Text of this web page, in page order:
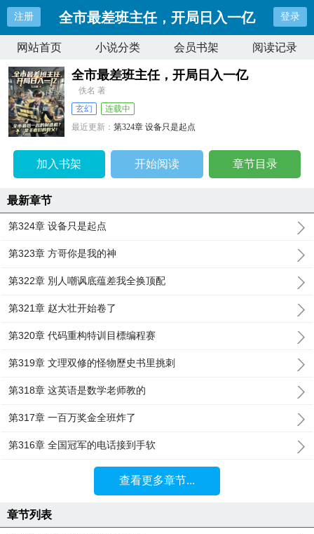
注册 全市最差班主任，开局日入一亿 登录
网站首页 小说分类 会员书架 阅读记录
全市最差班主任，开局日入一亿
佚名 著
玄幻
连载中
最近更新：第324章 设备只是起点
加入书架 开始阅读 章节目录
最新章节
第324章 设备只是起点
第323章 方哥你是我的神
第322章 別人嘲讽底蕴差我全换顶配
第321章 赵大壮开始卷了
第320章 代码重构特训目標编程赛
第319章 文理双修的怪物歷史书里挑刺
第318章 这英语是数学老师教的
第317章 一百万奖金全班炸了
第316章 全国冠军的电话接到手软
查看更多章节...
章节列表